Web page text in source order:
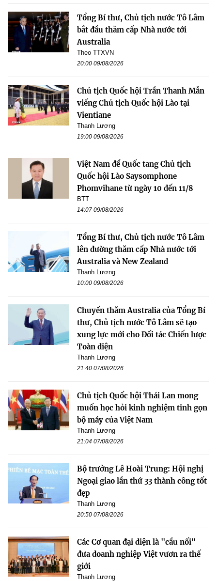
Tổng Bí thư, Chủ tịch nước Tô Lâm
bắt đầu thăm cấp Nhà nước tới
Australia
Theo TTXVN
20:00 09/08/2026
Chủ tịch Quốc hội Trần Thanh Mẫn
viếng Chủ tịch Quốc hội Lào tại
Vientiane
Thanh Lương
19:00 09/08/2026
Việt Nam để Quốc tang Chủ tịch
Quốc hội Lào Saysomphone
Phomvihane từ ngày 10 đến 11/8
BTT
14:07 09/08/2026
Tổng Bí thư, Chủ tịch nước Tô Lâm
lên đường thăm cấp Nhà nước tới
Australia và New Zealand
Thanh Lương
10:00 09/08/2026
Chuyến thăm Australia của Tổng Bí
thư, Chủ tịch nước Tô Lâm sẽ tạo
xung lực mới cho Đối tác Chiến lược
Toàn diện
Thanh Lương
21:40 07/08/2026
Chủ tịch Quốc hội Thái Lan mong
muốn học hỏi kinh nghiệm tinh gọn
bộ máy của Việt Nam
Thanh Lương
21:04 07/08/2026
Bộ trưởng Lê Hoài Trung: Hội nghị
Ngoại giao lần thứ 33 thành công tốt
đẹp
Thanh Lương
20:50 07/08/2026
Các Cơ quan đại diện là "cầu nối"
đưa doanh nghiệp Việt vươn ra thế
giới
Thanh Lương